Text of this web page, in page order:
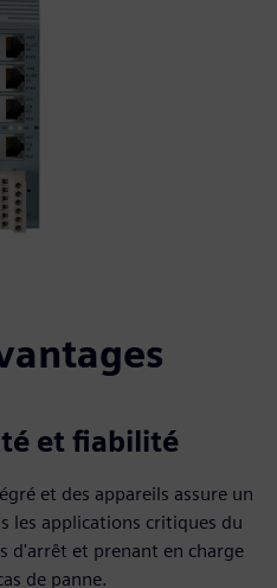
et fiabilité
et des appareils assure un
les applications critiques du
d'arrêt et prenant en charge
de panne.